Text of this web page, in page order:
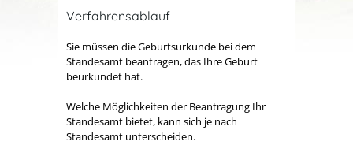
Verfahrensablauf
Sie müssen die Geburtsurkunde bei dem
Standesamt beantragen, das Ihre Geburt
beurkundet hat.
Welche Möglichkeiten der Beantragung Ihr
Standesamt bietet, kann sich je nach
Standesamt unterscheiden.